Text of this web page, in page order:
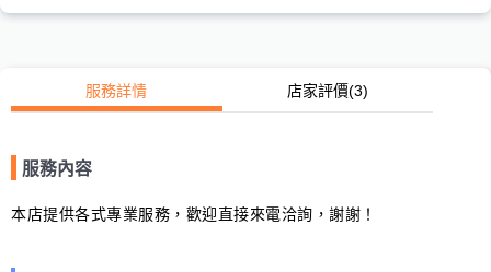
服務詳情 店家評價(3)
服務內容
本店提供各式專業服務，歡迎直接來電洽詢，謝謝！